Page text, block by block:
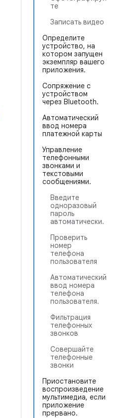
те
Записать видео
Определите
устройство, на
котором запущен
экземпляр вашего
приложения.
Сопряжение с
устройством
через Bluetooth.
Автоматический
ввод номера
платежной карты
Управление
телефонными
звонками и
текстовыми
сообщениями.
Введите
одноразовый
пароль
автоматически.
Проверить
номер
телефона
пользователя
Автоматический
ввод номера
телефона
пользователя.
Фильтрация
телефонных
звонков
Совершайте
телефонные
звонки
Приостановите
воспроизведение
мультимедиа, если
приложение
прервано.